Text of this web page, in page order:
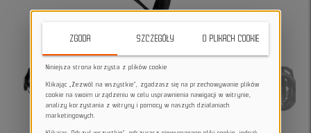
ZGODA SZCZEGÓŁY O PLIKACH COOKIE
Niniejsza strona korzysta z plików cookie
Klikając „Zezwól na wszystkie”, zgadzasz się na przechowywanie plików
cookie na swoim urządzeniu w celu usprawnienia nawigacji w witrynie,
analizy korzystania z witryny i pomocy w naszych działaniach
marketingowych.